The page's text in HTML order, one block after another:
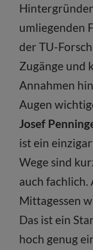
umliegenden
der TU-
Zugänge und
Annahmen
Augen
Josef
ist ein
Wege sind
auch fachlich.
Mittagessen
Das ist ein
hoch genug